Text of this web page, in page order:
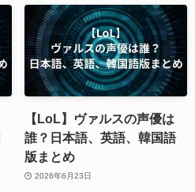
【LoL】ヴァルスの声優は
誰？日本語、英語、韓国語
版まとめ
2026年6月23日